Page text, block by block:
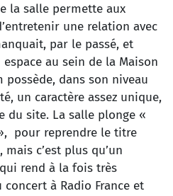
la salle permette aux
une relation avec
par le passé, et
au sein de la Maison
possède, dans son niveau
un caractère assez unique,
du site. La salle plonge «
pour reprendre le titre
c’est plus qu’un
rend à la fois très
à Radio France et